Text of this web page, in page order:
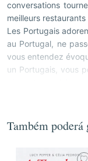
conversations
meilleurs
Les Portugais
au Portugal, ne
vous entendez
un Portugais, vous
a des recettes, un
Também poderá